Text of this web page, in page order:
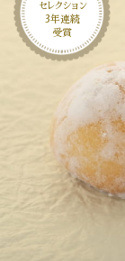
セレクション
3年連続
受賞